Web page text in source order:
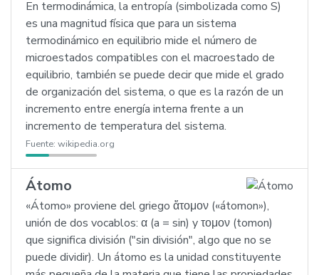
En termodinámica, la entropía (simbolizada como S)
es una magnitud física que para un sistema
termodinámico en equilibrio mide el número de
microestados compatibles con el macroestado de
equilibrio, también se puede decir que mide el grado
de organización del sistema, o que es la razón de un
incremento entre energía interna frente a un
incremento de temperatura del sistema.
Fuente: wikipedia.org
Átomo
«Átomo» proviene del griego ἄτομον («átomon»),
unión de dos vocablos: α (a = sin) y τομον (tomon)
que significa división ("sin división", algo que no se
puede dividir). Un átomo es la unidad constituyente